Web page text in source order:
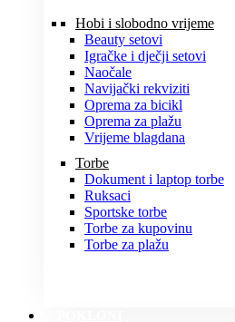
Hobi i slobodno vrijeme
Beauty setovi
Igračke i dječji setovi
Naočale
Navijački rekviziti
Oprema za bicikl
Oprema za plažu
Vrijeme blagdana
Torbe
Dokument i laptop torbe
Ruksaci
Sportske torbe
Torbe za kupovinu
Torbe za plažu